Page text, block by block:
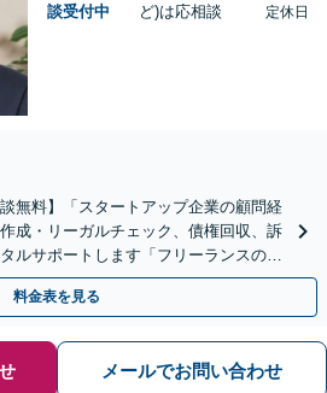
談受付中
ど)は応相談
定休日
無料】「スタートアップ企業の顧問経
成・リーガルチェック、債権回収、訴
ルサポートします「フリーランスの顧
」【休日・夜間相談可】
料金表を見る
メールでお問い合わせ